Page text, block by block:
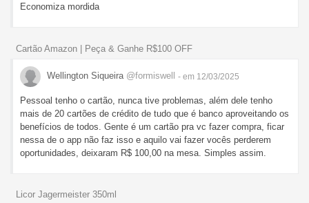
Economiza mordida
Cartão Amazon | Peça & Ganhe R$100 OFF
Wellington Siqueira @formiswell - em 12/03/2025
Pessoal tenho o cartão, nunca tive problemas, além dele tenho
mais de 20 cartões de crédito de tudo que é banco aproveitando os
benefícios de todos. Gente é um cartão pra vc fazer compra, ficar
nessa de o app não faz isso e aquilo vai fazer vocês perderem
oportunidades, deixaram R$ 100,00 na mesa. Simples assim.
Licor Jagermeister 350ml